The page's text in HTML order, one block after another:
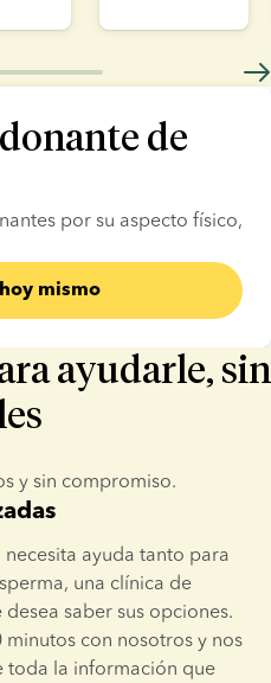
de
por su aspecto físico,
mismo
ayudarle, sin
y sin compromiso.
necesita ayuda tanto para
una clínica de
saber sus opciones.
minutos con nosotros y nos
toda la información que